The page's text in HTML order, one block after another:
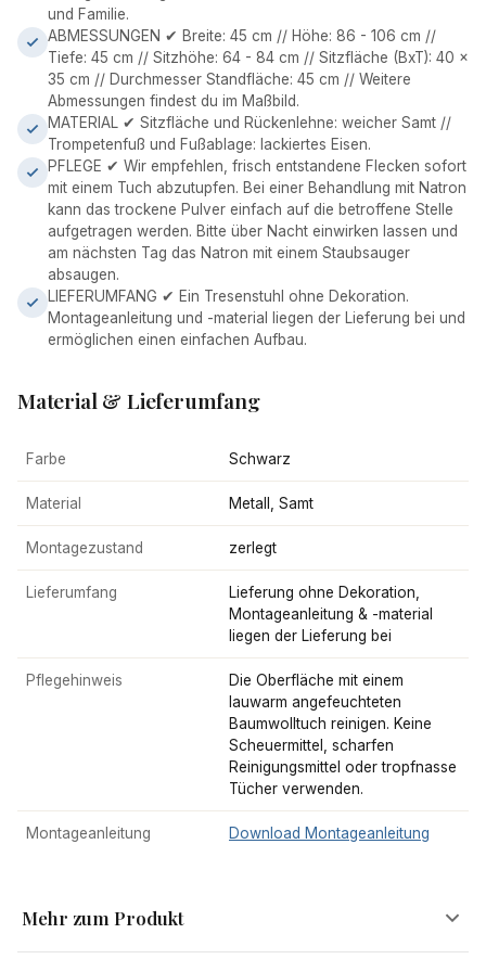
und Familie.
ABMESSUNGEN ✔ Breite: 45 cm // Höhe: 86 - 106 cm //
Tiefe: 45 cm // Sitzhöhe: 64 - 84 cm // Sitzfläche (BxT): 40 x
35 cm // Durchmesser Standfläche: 45 cm // Weitere
Abmessungen findest du im Maßbild.
MATERIAL ✔ Sitzfläche und Rückenlehne: weicher Samt //
Trompetenfuß und Fußablage: lackiertes Eisen.
PFLEGE ✔ Wir empfehlen, frisch entstandene Flecken sofort
mit einem Tuch abzutupfen. Bei einer Behandlung mit Natron
kann das trockene Pulver einfach auf die betroffene Stelle
aufgetragen werden. Bitte über Nacht einwirken lassen und
am nächsten Tag das Natron mit einem Staubsauger
absaugen.
LIEFERUMFANG ✔ Ein Tresenstuhl ohne Dekoration.
Montageanleitung und -material liegen der Lieferung bei und
ermöglichen einen einfachen Aufbau.
Material & Lieferumfang
Farbe Schwarz
Material Metall, Samt
Montagezustand zerlegt
Lieferumfang
Lieferung ohne Dekoration,
Montageanleitung & -material
liegen der Lieferung bei
Pflegehinweis
Die Oberfläche mit einem
lauwarm angefeuchteten
Baumwolltuch reinigen. Keine
Scheuermittel, scharfen
Reinigungsmittel oder tropfnasse
Tücher verwenden.
Montageanleitung Download Montageanleitung
Mehr zum Produkt